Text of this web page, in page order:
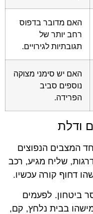
האם מדובר בדפוס
רחב יותר של
תגובתיות לגירויים.
האם יש סימני מצוקה
נוספים סביב
הפרידה.
ודלת
המצבים הנפוצים
שליח מגיע, רכב
דחוף קורה עכשיו.
ביטחון. לפעמים
בבית נלחץ, קם,